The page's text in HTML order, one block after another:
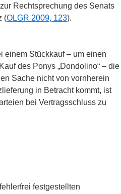
Rechtsprechung des Senats
(OLGR 2009, 123).
einem Stückkauf – um einen
des Ponys „Dondolino“ – die
Sache nicht von vornherein
in Betracht kommt, ist
bei Vertragsschluss zu
festgestellten